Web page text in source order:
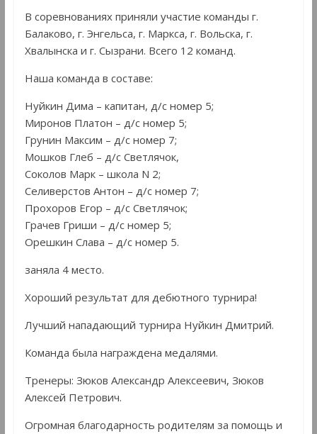
В соревнованиях приняли участие команды г.
Балаково, г. Энгельса, г. Маркса, г. Вольска, г.
Хвалынска и г. Сызрани. Всего 12 команд.
Наша команда в составе:
Нуйкин Дима – капитан, д/с номер 5;
Миронов Платон – д/с номер 5;
Грунин Максим – д/с номер 7;
Мошков Глеб – д/с Светлячок,
Соколов Марк – школа N 2;
Селиверстов Антон – д/с номер 7;
Прохоров Егор – д/с Светлячок;
Грачев Гриши – д/с номер 5;
Орешкин Слава – д/с номер 5.
заняла 4 место.
Хороший результат для дебютного турнира!
Лучший нападающий турнира Нуйкин Дмитрий.
Команда была награждена медалями.
Тренеры: Зюков Александр Алексеевич, Зюков
Алексей Петрович.
Огромная благодарность родителям за помощь и